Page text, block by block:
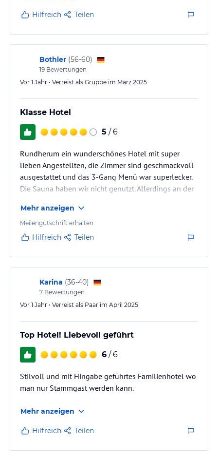
Hilfreich Teilen
Bothler (56-60)
19 Bewertungen
Vor 1 Jahr • Verreist als Gruppe im März 2025
Klasse Hotel
5 / 6
Rundherum ein wunderschönes Hotel mit super
lieben Angestellten, die Zimmer sind geschmackvoll
ausgestattet und das 3-Gang Menü war superlecker.
Die Sauna haben wir nicht genutzt. Allerdings an der
Mehr anzeigen
Meilengutschrift erhalten
Hilfreich Teilen
Karina (36-40)
7 Bewertungen
Vor 1 Jahr • Verreist als Paar im April 2025
Top Hotel! Liebevoll geführt
6 / 6
Stilvoll und mit Hingabe geführtes Familienhotel wo
man nur Stammgast werden kann.
Mehr anzeigen
Hilfreich Teilen